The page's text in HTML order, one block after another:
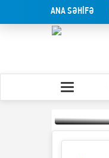
ANA SƏHİFƏ